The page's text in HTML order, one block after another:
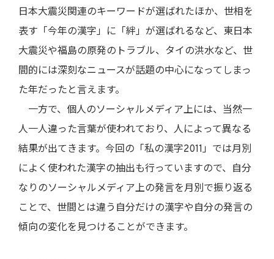
日本大震災関連のキーワードが選ばれたほか、世相を
表す「今年の漢字」に「絆」が選ばれるなど、東日本
大震災や福島の原発のトラブル、タイの洪水など、世
間的には深刻なニュースが話題の中心になってしまっ
た年だったと言えます。
一方で、個人のソーシャルメディア上には、当然一
人一人違った言葉が使われており、人によって異なる
結果が出てきます。今回の「私の漢字2011」では月別
によく使われた漢字の抽出も行っていますので、自分
なりのソーシャルメディア上の発言を月別で振り返る
ことで、世間とは違う自分だけの漢字や自分の発言の
傾向の変化を見つけることができます。